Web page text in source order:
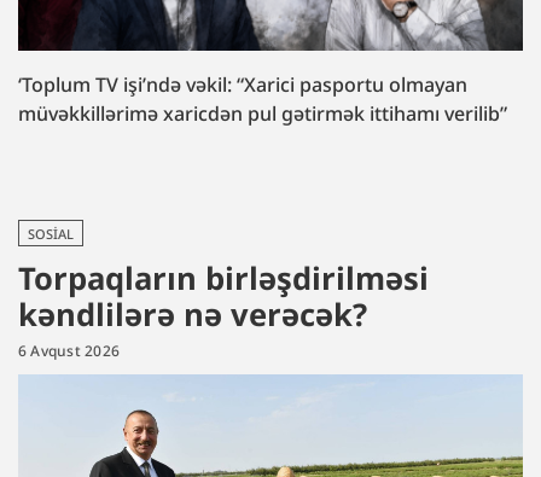
‘Toplum TV işi’ndə vəkil: “Xarici pasportu olmayan
müvəkkillərimə xaricdən pul gətirmək ittihamı verilib”
SOSIAL
Torpaqların birləşdirilməsi
kəndlilərə nə verəcək?
6 Avqust 2026